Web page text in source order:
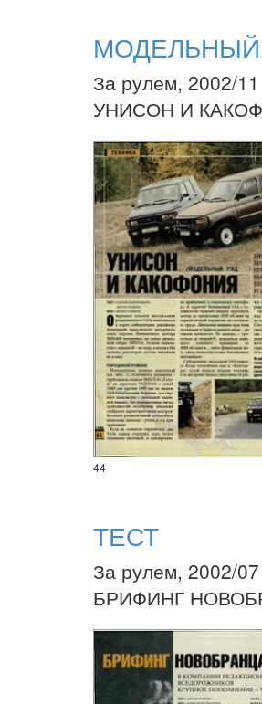
За рулем, 2002/
УНИСОН И
44
ТЕСТ
За рулем, 2002/
БРИФИНГ